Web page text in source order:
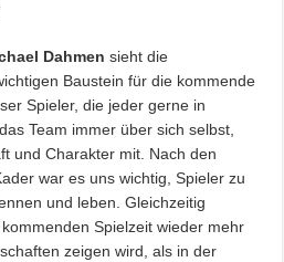
Dahmen sieht die
Baustein für die kommende
Spieler, die jeder gerne in
Team immer über sich selbst,
und Charakter mit. Nach den
war es uns wichtig, Spieler zu
und leben. Gleichzeitig
Spielzeit wieder mehr
zeigen wird, als in der